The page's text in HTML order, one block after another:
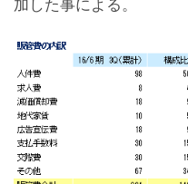
加した事による。